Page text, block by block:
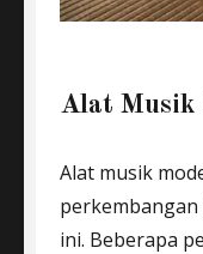
Alat Musik
Alat musik
ini. Beberapa